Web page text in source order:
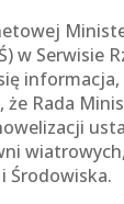
w Serwisie
Rada
Środowiska.